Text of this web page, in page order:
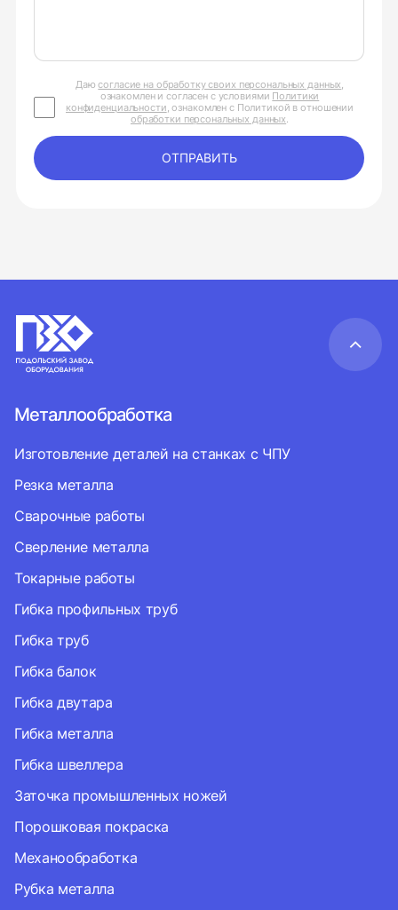
Даюсогласие на обработку своих персональных данных,
ознакомлен и согласен с условиями Политики
конфиденциальности, ознакомлен с Политикой в отношении
обработки персональных данных.
ОТПРАВИТЬ
Металлообработка
Изготовление деталей на станках с ЧПУ
Резка металла
Сварочные работы
Сверление металла
Токарные работы
Гибка профильных труб
Гибка труб
Гибка балок
Гибка двутара
Гибка металла
Гибка швеллера
Заточка промышленных ножей
Порошковая покраска
Механообработка
Рубка металла